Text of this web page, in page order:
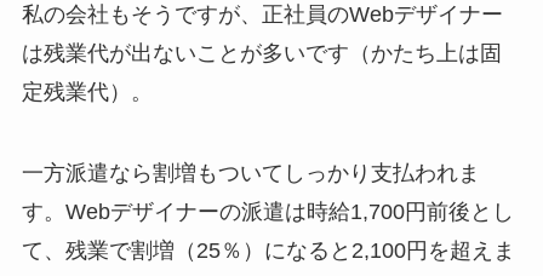
私の会社もそうですが、正社員のWebデザイナー
は残業代が出ないことが多いです（かたち上は固
定残業代）。
一方派遣なら割増もついてしっかり支払われま
す。Webデザイナーの派遣は時給1,700円前後とし
て、残業で割増（25％）になると2,100円を超えま